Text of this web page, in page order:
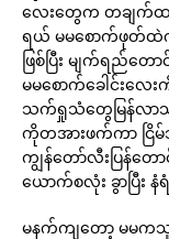
လေးတွေက တချက်ထ
ရယ် မမစောက်ဖုတ်ထဲ
ဖြစ်ပြီး မျက်ရည်တ
မမစောက်ခေါင်းလ
သက်ရှုသံတွေမြန်လာသ
ကိုတအားဖက်ကာ ငြိ
ကျွန်တော်လီးပြန်တ
ယောက်စလုံး ခွာပြီး
မနက်ကျတော့ မမကသူ့